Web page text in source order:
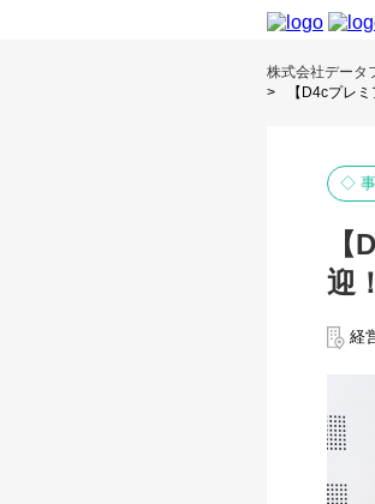
株式会社データ
【D4cプレ
◇ 事
迎
経